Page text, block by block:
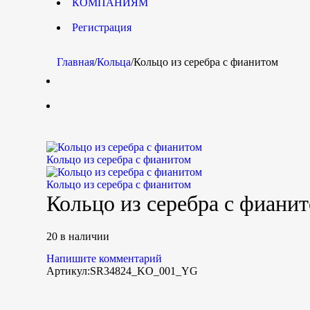
Регистрация
Главная/Кольца/Кольцо из серебра с фианитом
Кольцо из серебра с фианитом
Кольцо из серебра с фианитом
Кольцо из серебра с
20 в наличии
Напишите комментарий
Артикул:SR34824_KO_001_YG